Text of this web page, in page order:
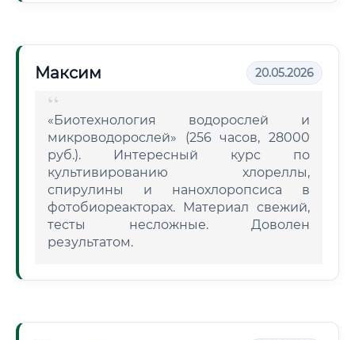
Максим 20.05.2026
«Биотехнология водорослей и
микроводорослей» (256 часов, 28000
руб.). Интересный курс по
культивированию хлореллы,
спирулины и нанохлоропсиса в
фотобиореакторах. Материал свежий,
тесты несложные. Доволен
результатом.